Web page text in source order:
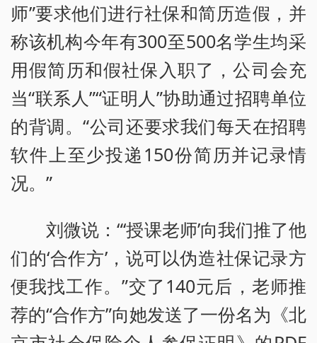
师”要求他们进行社保和简历造假，并
称该机构今年有300至500名学生均采
用假简历和假社保入职了，公司会充
当“联系人”“证明人”协助通过招聘单位
的背调。“公司还要求我们每天在招聘
软件上至少投递150份简历并记录情
况。”
刘微说：“‘授课老师’向我们推了他
们的‘合作方’，说可以伪造社保记录方
便我找工作。”交了140元后，老师推
荐的“合作方”向她发送了一份名为《北